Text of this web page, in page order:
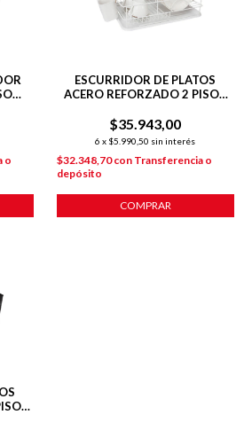
o
ESCURRIDOR DE PLATOS
ACERO REFORZADO 2 PISOS
$35.943,00
6 x $5.990,50 sin interés
$32.348,70con Transferencia o
depósito
COMPRAR